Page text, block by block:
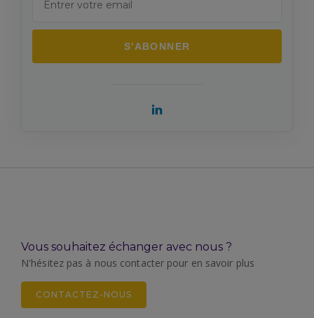
Vous souhaitez échanger avec nous ?
N'hésitez pas à nous contacter pour en savoir plus
CONTACTEZ-NOUS